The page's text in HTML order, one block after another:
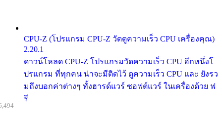
CPU-Z (โปรแกรม CPU-Z วัดดูความเร็ว CPU เครื่องคุณ)
2.20.1
ดาวน์โหลด CPU-Z โปรแกรมวัดความเร็ว CPU อีกหนึ่งโ
ปรแกรม ที่ทุกคน น่าจะมีติดไว้ ดูความเร็ว CPU และ ยังรว
มถึงบอกค่าต่างๆ ทั้งฮารด์แวร์ ซอฟต์แวร์ ในเครื่องด้วย ฟ
รี